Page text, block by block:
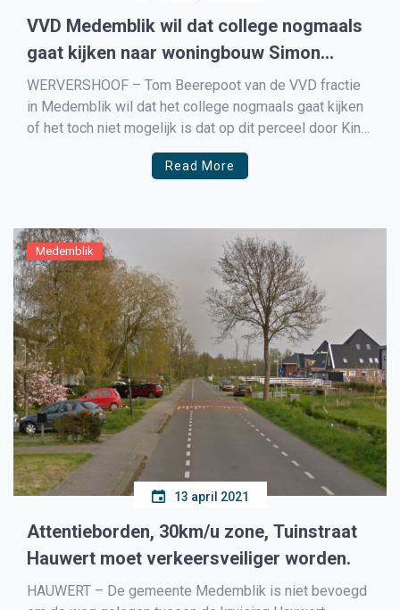
VVD Medemblik wil dat college nogmaals
gaat kijken naar woningbouw Simon
Koopmanstraat 161 Wervershoof
WERVERSHOOF – Tom Beerepoot van de VVD fractie
in Medemblik wil dat het college nogmaals gaat kijken
of het toch niet mogelijk is dat op dit perceel door Kino
en Gerda Steur een huis kan worden gebouwd. Onder
begeleiding van Buro Rijkweidte zijn beiden al tijden
Read More
Medemblik
13 april 2021
Attentieborden, 30km/u zone, Tuinstraat
Hauwert moet verkeersveiliger worden.
HAUWERT – De gemeente Medemblik is niet bevoegd